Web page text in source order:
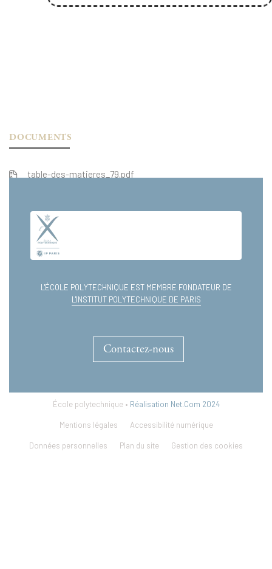
DOCUMENTS
table-des-matieres_79.pdf
L'ÉCOLE POLYTECHNIQUE EST MEMBRE FONDATEUR DE
L'INSTITUT POLYTECHNIQUE DE PARIS
Contactez-nous
École polytechnique • Réalisation Net.Com 2024
Mentions légales Accessibilité numérique
Données personnelles Plan du site Gestion des cookies